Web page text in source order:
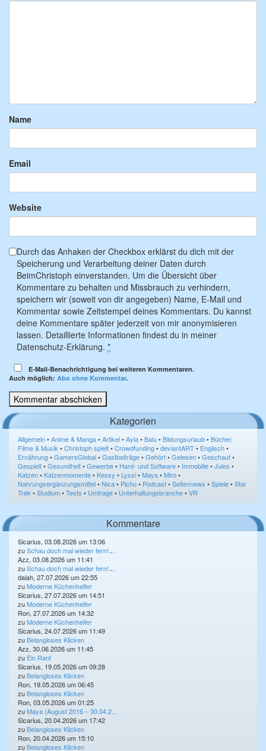
Name
Email
Website
Durch das Anhaken der Checkbox erklärst du dich mit der
Speicherung und Verarbeitung deiner Daten durch
BeimChristoph einverstanden. Um die Übersicht über
Kommentare zu behalten und Missbrauch zu verhindern,
speichern wir (soweit von dir angegeben) Name, E-Mail und
Kommentar sowie Zeitstempel deines Kommentars. Du kannst
deine Kommentare später jederzeit von mir anonymisieren
lassen. Detaillierte Informationen findest du in meiner
Datenschutz-Erklärung. *
E-Mail-Benachrichtigung bei weiteren Kommentaren.
Auch möglich: Abo ohne Kommentar.
Kategorien
Allgemein•Anime & Manga•Artikel•Ayla•Balu•Bildungsurlaub•Bücher,
Filme & Musik •Christoph spielt•Crowdfunding•deviantART• Englisch•
Ernährung•GamersGlobal•Gastbeiträge•Gehört•Gelesen•Geschaut•
Gespielt•Gesundheit•Gewerbe• Hard- und Software• Immobilie•Jules •
Katzen•Katzenmomente•Kessy • Lyssi•Maya•Miro•
Nahrungsergänzungsmittel•Nica• Pichu• Podcast•Seitennews •Spiele•Star
Trek •Studium•Tests • Umfrage• Unterhaltungsbranche•VR
Kommentare
Sicarius, 03.08.2026 um 13:06
zuSchau doch mal wieder fern! ̵...
Azz, 03.08.2026 um 11:41
zuSchau doch mal wieder fern! ̵...
daiah, 27.07.2026 um 22:55
zuModerne Küchenhelfer
Sicarius, 27.07.2026 um 14:51
zuModerne Küchenhelfer
Ron, 27.07.2026 um 14:32
zuModerne Küchenhelfer
Sicarius, 24.07.2026 um 11:49
zu Belangloses Klicken
Azz, 30.06.2026 um 11:45
zu Ein Rant
Sicarius, 19.05.2026 um 09:28
zu Belangloses Klicken
Ron, 19.05.2026 um 06:45
zu Belangloses Klicken
Ron, 03.05.2026 um 01:25
zuMaya (August 2016 – 30.04.2...
Sicarius, 20.04.2026 um 17:42
zu Belangloses Klicken
Ron, 20.04.2026 um 15:10
zu Belangloses Klicken